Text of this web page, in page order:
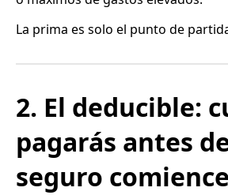
La prima es solo el punto de
2. El deducible:
pagarás antes
seguro